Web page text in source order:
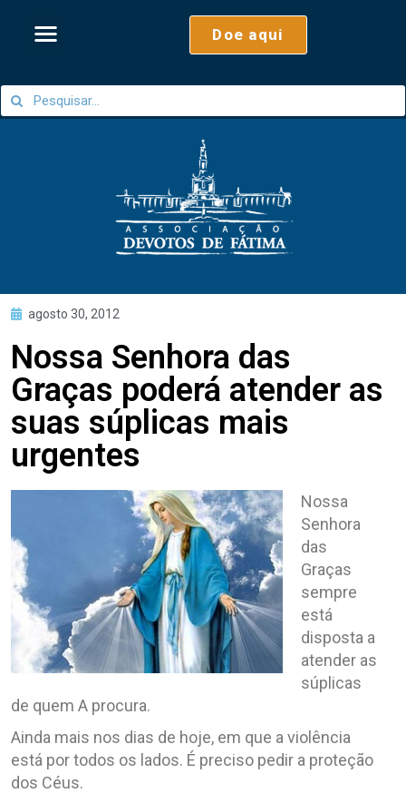
Doe aqui
agosto 30, 2012
Nossa Senhora das
Graças poderá atender as
suas súplicas mais
urgentes
Nossa
Senhora
das
Graças
sempre
está
disposta a
atender as
súplicas
de quem A procura.
Ainda mais nos dias de hoje, em que a violência
está por todos os lados. É preciso pedir a proteção
dos Céus.